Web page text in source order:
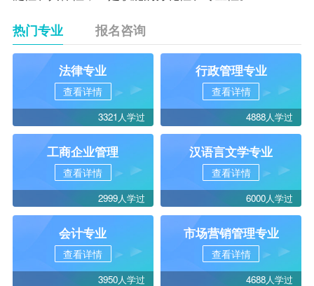
热门专业 报名咨询
法律专业
查看详情
3321人学过
行政管理专业
查看详情
4888人学过
工商企业管理
查看详情
2999人学过
汉语言文学专业
查看详情
6000人学过
会计专业
查看详情
3950人学过
市场营销管理专业
查看详情
4688人学过